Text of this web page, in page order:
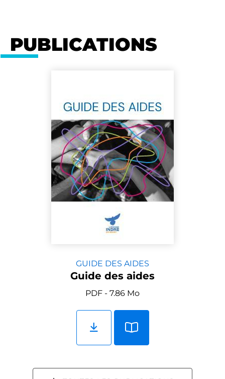
PUBLICATIONS
GUIDE DES AIDES
Guide des aides
PDF - 7.86 Mo